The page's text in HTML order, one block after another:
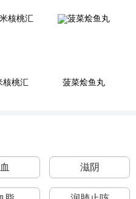
核桃汇 菠菜烩鱼丸
滋阴